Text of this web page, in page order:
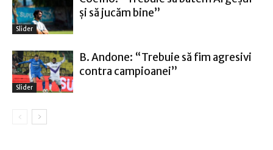
Slider
şi să jucăm bine”
Slider
B. Andone: “Trebuie să fim agresivi
contra campioanei”